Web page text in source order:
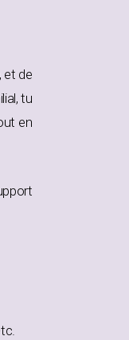
et de
tu
en